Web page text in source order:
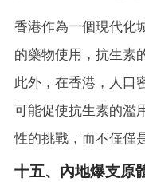
香港作為一個現代化
的藥物使用，抗生素
此外，在香港，人口
可能促使抗生素的濫
性的挑戰，而不僅僅
十五、內地爆支原